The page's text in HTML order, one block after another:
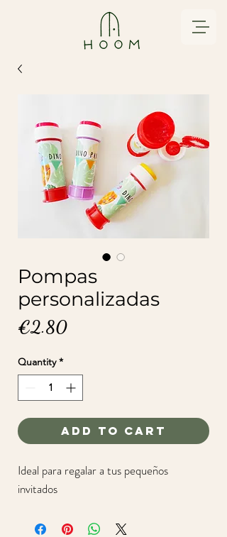
Pompas
personalizadas
€2.80Price
Quantity *
Add to Cart
Ideal para regalar a tus pequeños
invitados